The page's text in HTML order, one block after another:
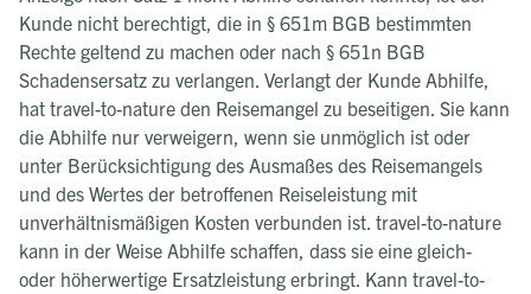
Kunde nicht berechtigt, die in § 651m BGB bestimmten
Rechte geltend zu machen oder nach § 651n BGB
Schadensersatz zu verlangen. Verlangt der Kunde Abhilfe,
hat travel-to-nature den Reisemangel zu beseitigen. Sie kann
die Abhilfe nur verweigern, wenn sie unmöglich ist oder
unter Berücksichtigung des Ausmaßes des Reisemangels
und des Wertes der betroffenen Reiseleistung mit
unverhältnismäßigen Kosten verbunden ist. travel-to-nature
kann in der Weise Abhilfe schaffen, dass sie eine gleich-
oder höherwertige Ersatzleistung erbringt. Kann travel-to-